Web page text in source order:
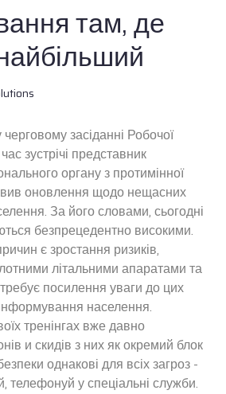
там, де
засіданні Робочої
зустрічі представник
органу з протимінної
оновлення щодо нещасних
За його словами, сьогодні
безпрецедентно високими.
є зростання ризиків,
літальними апаратами та
посилення уваги до цих
населення.
тренінгах вже давно
и скидів з них як окремий блок
однакові для всіх загроз -
телефонуй у спеціальні служби.